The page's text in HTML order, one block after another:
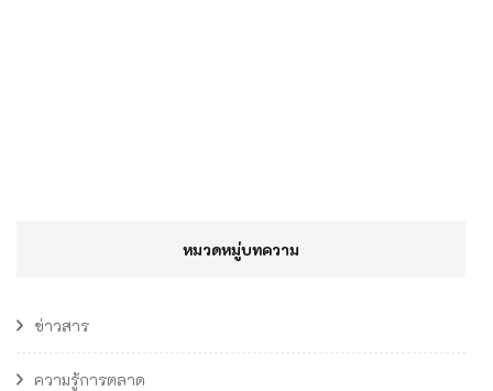
หมวดหมู่บทความ
ข่าวสาร
ความรู้การตลาด